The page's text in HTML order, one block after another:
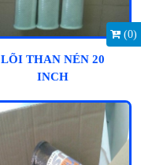
(0)
LÕI THAN NÉN 20
INCH